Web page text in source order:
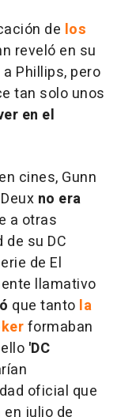
de los
reveló en su
Phillips, pero
tan solo unos
en el
cines, Gunn
no era
a otras
su DC
de El
llamativo
que tanto la
formaban
'DC
oficial que
julio de